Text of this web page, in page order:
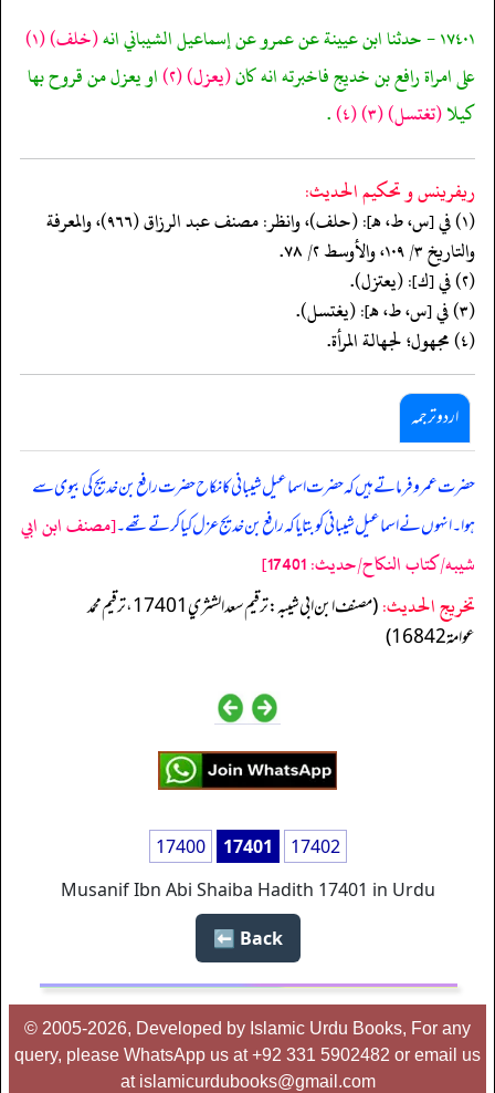
١٧٤٠١ - حدثنا ابن عيينة عن عمرو عن إسماعيل الشيباني انه (خلف)(١)
على امراة رافع بن خديج فاخبرته انه كان(يعزل)(٢) او يعزل من قروح بها
كيلا(تغتسل)(٣) (٤) .
ريفرينس و تحكيم الحدیث:
(١) في [س، ط، هـ]: (حلف)، وانظر: مصنف عبد الرزاق (٩٦٦)، والمعرفة
والتاريخ ٣/ ١٠٩، والأوسط ٢/ ٧٨.
(٢) في [ك]: (يعتزل).
(٣) في [س، ط، هـ]: (يغتسل).
(٤) مجهول؛ لجهالة المرأة.
اردو ترجمہ
حضرت عمرو فرماتے ہیں کہ حضرت اسماعیل شیبانی کا نکاح حضرت رافع بن خدیج کی بیوی سے
ہوا۔ انہوں نے اسماعیل شیبانی کو بتایا کہ رافع بن خدیج عزل کیا کرتے تھے۔[مصنف ابن ابي
شيبه/كتاب النكاح/حدیث: 17401]
تخریج الحدیث:
(مصنف ابن ابي شيبه: ترقيم سعد الشثري 17401، ترقيم محمد
عوامة 16842)
17400 17401
17402
Musanif Ibn Abi Shaiba Hadith 17401 in Urdu
Back ⬅️
© 2005-2026, Developed by Islamic Urdu Books, For any
query, please WhatsApp us at +92 331 5902482 or email us
at islamicurdubooks@gmail.com